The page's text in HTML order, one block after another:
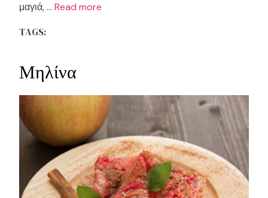
μαγιά, … Read more
TAGS:
Μηλίνα